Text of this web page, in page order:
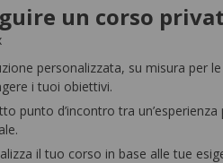
un corso
personalizzata, su misura per
i tuoi obiettivi.
punto d’incontro tra
il tuo corso in base alle tue